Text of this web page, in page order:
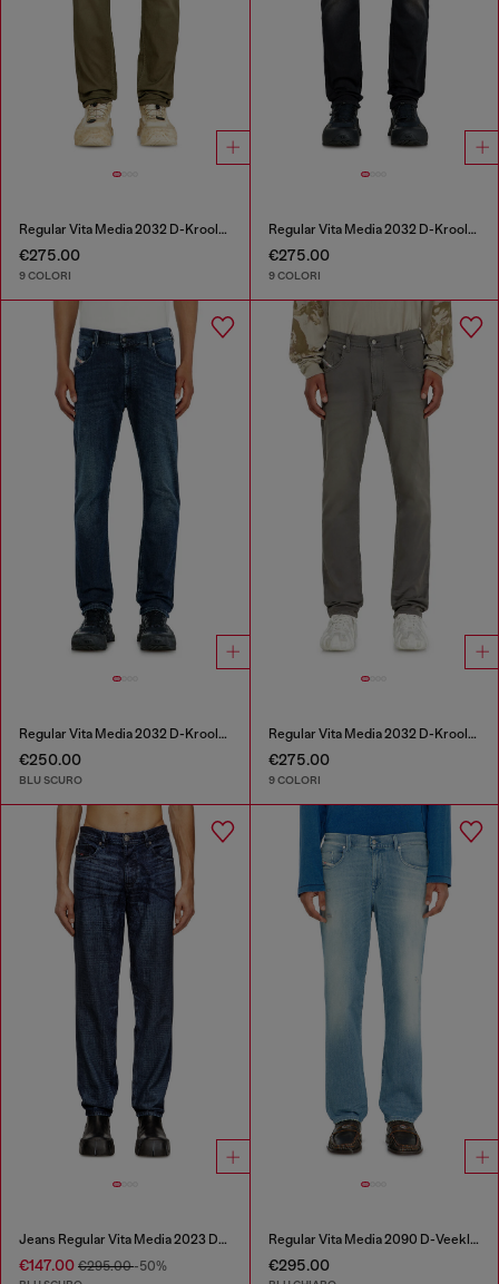
Regular Vita Media 2032 D-Krooley-BW Joggjeans®
€275.00
9 COLORI
Regular Vita Media 2032 D-Krooley-BW Joggjeans®
€275.00
9 COLORI
Regular Vita Media 2032 D-Krooley-BW Joggjeans®
€250.00
BLU SCURO
Regular Vita Media 2032 D-Krooley-BW Joggjeans®
€275.00
9 COLORI
Jeans Regular Vita Media 2023 D-Finitive
€147.00 €295.00-50%
Regular Vita Media 2090 D-Veekley Joggjeans®
€295.00